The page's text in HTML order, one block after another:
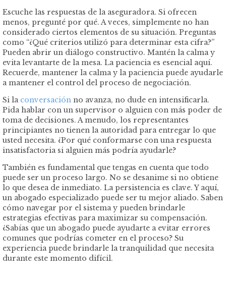
Escuche las respuestas de la aseguradora. Si ofrecen
menos, pregunté por qué. A veces, simplemente no han
considerado ciertos elementos de su situación. Preguntas
como “¿Qué criterios utilizó para determinar esta cifra?”
Pueden abrir un diálogo constructivo. Mantén la calma y
evita levantarte de la mesa. La paciencia es esencial aquí.
Recuerde, mantener la calma y la paciencia puede ayudarle
a mantener el control del proceso de negociación.
Si la conversación no avanza, no dude en intensificarla.
Pida hablar con un supervisor o alguien con más poder de
toma de decisiones. A menudo, los representantes
principiantes no tienen la autoridad para entregar lo que
usted necesita. ¿Por qué conformarse con una respuesta
insatisfactoria si alguien más podría ayudarle?
También es fundamental que tengas en cuenta que todo
puede ser un proceso largo. No se desanime si no obtiene
lo que desea de inmediato. La persistencia es clave. Y aquí,
un abogado especializado puede ser tu mejor aliado. Saben
cómo navegar por el sistema y pueden brindarle
estrategias efectivas para maximizar su compensación.
¿Sabías que un abogado puede ayudarte a evitar errores
comunes que podrías cometer en el proceso? Su
experiencia puede brindarle la tranquilidad que necesita
durante este momento difícil.